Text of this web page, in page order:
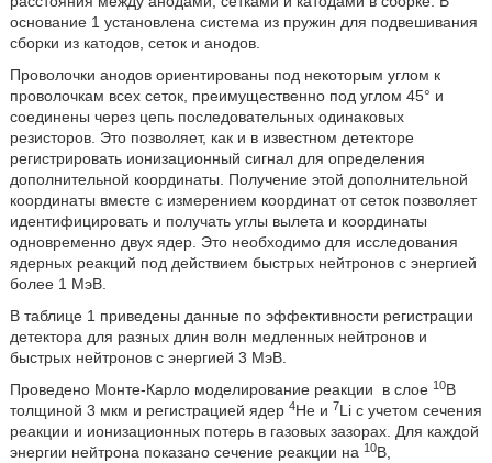
основание 1 установлена система из пружин для подвешивания
сборки из катодов, сеток и анодов.
Проволочки анодов ориентированы под некоторым углом к
проволочкам всех сеток, преимущественно под углом 45° и
соединены через цепь последовательных одинаковых
резисторов. Это позволяет, как и в известном детекторе
регистрировать ионизационный сигнал для определения
дополнительной координаты. Получение этой дополнительной
координаты вместе с измерением координат от сеток позволяет
идентифицировать и получать углы вылета и координаты
одновременно двух ядер. Это необходимо для исследования
ядерных реакций под действием быстрых нейтронов с энергией
более 1 МэВ.
В таблице 1 приведены данные по эффективности регистрации
детектора для разных длин волн медленных нейтронов и
быстрых нейтронов с энергией 3 МэВ.
Проведено Монте-Карло моделирование реакции
в слое 10В
толщиной 3 мкм и регистрацией ядер 4Не и 7Li с учетом сечения
реакции и ионизационных потерь в газовых зазорах. Для каждой
энергии нейтрона показано сечение реакции на 10В,